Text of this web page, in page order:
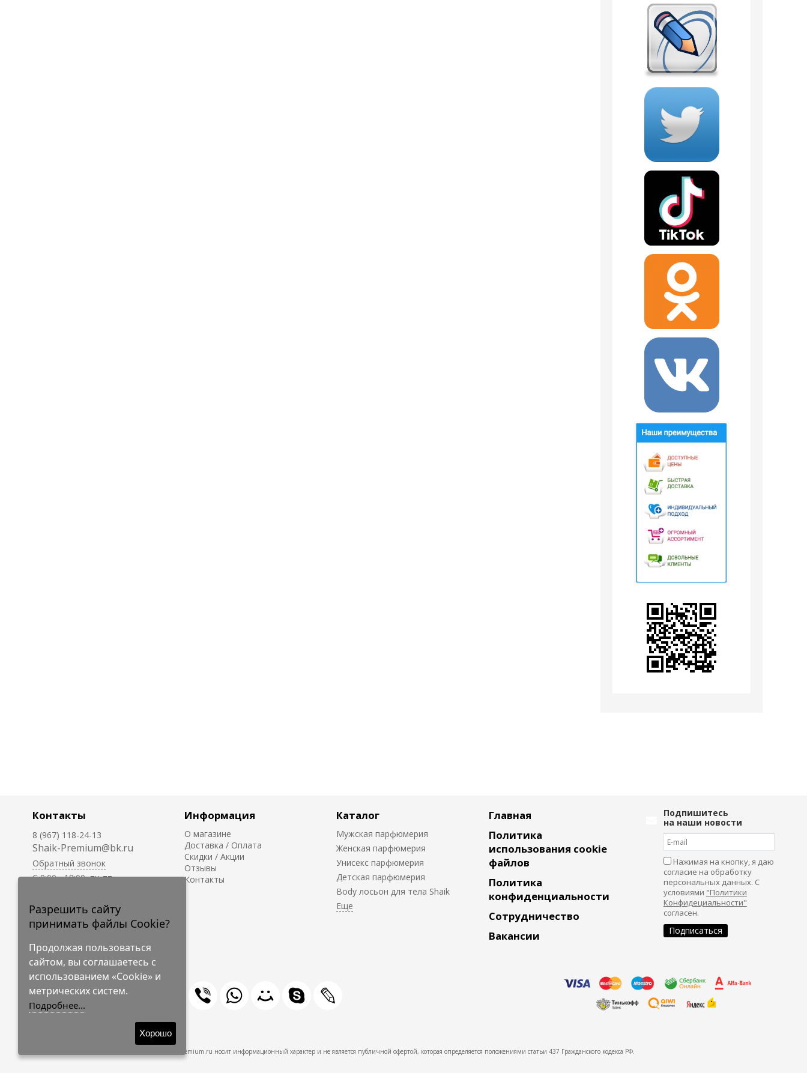
Контакты
8 (967) 118-24-13
Shaik-Premium@bk.ru
Обратный звонок
C 9:00 - 18:00, пн-пт
круглосуточно.
Информация
О магазине
Доставка / Оплата
Скидки / Акции
Отзывы
Контакты
Каталог
Мужская парфюмерия
Женская парфюмерия
Унисекс парфюмерия
Детская парфюмерия
Body лосьон для тела Shaik
Главная
Политика
использования cookie
файлов
Политика
конфиденциальности
Сотрудничество
Вакансии
Подпишитесь
на наши новости
Нажимая на кнопку, я даю
согласие на обработку
персональных данных. С
условиями "Политики
Конфидециальности"
согласен.
© 2009-2026 Shaik-Premium
Shaik-Premium.ru носит информационный характер и не является публичной офертой, которая определяется положениями статьи 437 Гражданского кодекса РФ.
Разрешить сайту
принимать файлы Cookie?
Продолжая пользоваться
сайтом, вы соглашаетесь с
использованием «Cookie» и
метрических систем.
Подробнее...
Хорошо